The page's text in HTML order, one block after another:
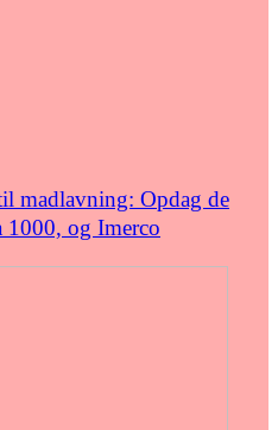
madlavning: Opdag de
1000, og Imerco